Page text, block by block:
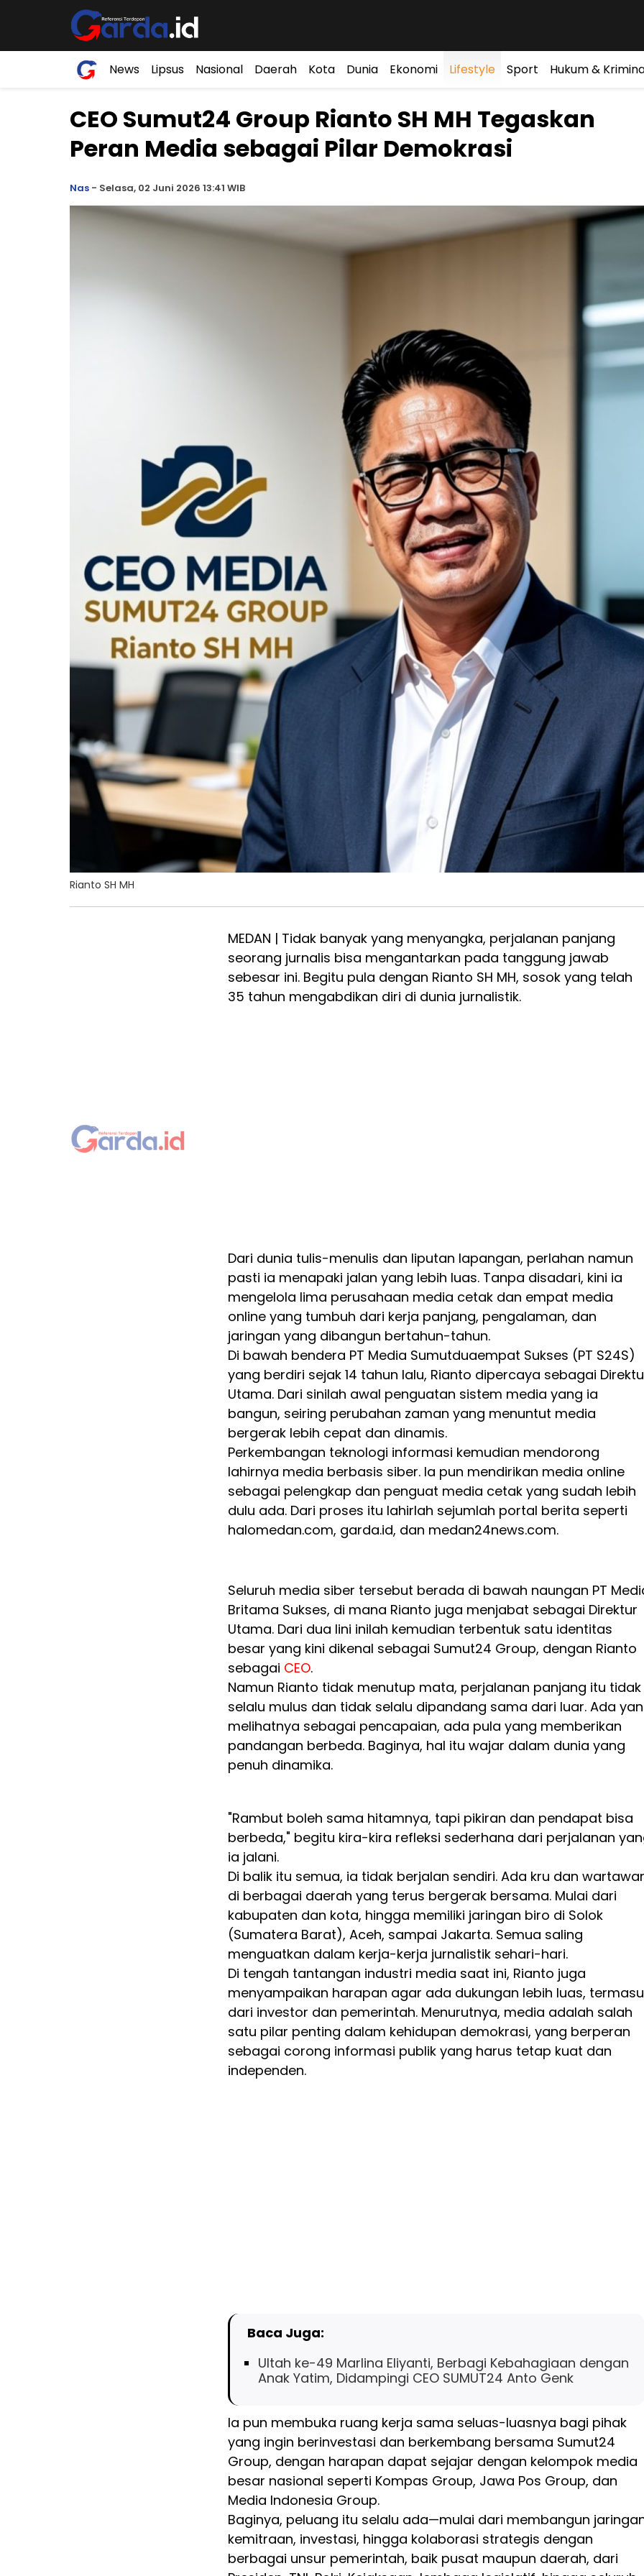
News Lipsus Nasional Daerah Kota Dunia Ekonomi Lifestyle Sport Hukum &
CEO Sumut24 Group Rianto SH MH Tegaskan
Peran Media sebagai Pilar Demokrasi
Nas - Selasa, 02 Juni 2026 13:41 WIB
Rianto SH MH
MEDAN | Tidak banyak yang menyangka, perjalanan panjang
seorang jurnalis bisa mengantarkan pada tanggung jawab
sebesar ini. Begitu pula dengan Rianto SH MH, sosok yang telah
35 tahun mengabdikan diri di dunia jurnalistik.
Dari dunia tulis-menulis dan liputan lapangan, perlahan namun
pasti ia menapaki jalan yang lebih luas. Tanpa disadari, kini ia
mengelola lima perusahaan media cetak dan empat media
online yang tumbuh dari kerja panjang, pengalaman, dan
jaringan yang dibangun bertahun-tahun.
Di bawah bendera PT Media Sumutduaempat Sukses (PT S24S)
yang berdiri sejak 14 tahun lalu, Rianto dipercaya sebagai
Utama. Dari sinilah awal penguatan sistem media yang ia
bangun, seiring perubahan zaman yang menuntut media
bergerak lebih cepat dan dinamis.
Perkembangan teknologi informasi kemudian mendorong
lahirnya media berbasis siber. Ia pun mendirikan media online
sebagai pelengkap dan penguat media cetak yang sudah lebih
dulu ada. Dari proses itu lahirlah sejumlah portal berita seperti
halomedan.com, garda.id, dan medan24news.com.
Seluruh media siber tersebut berada di bawah naungan PT
Britama Sukses, di mana Rianto juga menjabat sebagai Direktur
Utama. Dari dua lini inilah kemudian terbentuk satu identitas
besar yang kini dikenal sebagai Sumut24 Group, dengan Rianto
sebagai CEO.
Namun Rianto tidak menutup mata, perjalanan panjang itu tidak
selalu mulus dan tidak selalu dipandang sama dari luar. Ada
melihatnya sebagai pencapaian, ada pula yang memberikan
pandangan berbeda. Baginya, hal itu wajar dalam dunia yang
penuh dinamika.
"Rambut boleh sama hitamnya, tapi pikiran dan pendapat bisa
berbeda," begitu kira-kira refleksi sederhana dari perjalanan
ia jalani.
Di balik itu semua, ia tidak berjalan sendiri. Ada kru dan
di berbagai daerah yang terus bergerak bersama. Mulai dari
kabupaten dan kota, hingga memiliki jaringan biro di Solok
(Sumatera Barat), Aceh, sampai Jakarta. Semua saling
menguatkan dalam kerja-kerja jurnalistik sehari-hari.
Di tengah tantangan industri media saat ini, Rianto juga
menyampaikan harapan agar ada dukungan lebih luas,
dari investor dan pemerintah. Menurutnya, media adalah salah
satu pilar penting dalam kehidupan demokrasi, yang berperan
sebagai corong informasi publik yang harus tetap kuat dan
independen.
Baca Juga:
Ultah ke-49 Marlina Eliyanti, Berbagi Kebahagiaan dengan
Anak Yatim, Didampingi CEO SUMUT24 Anto Genk
Ia pun membuka ruang kerja sama seluas-luasnya bagi pihak
yang ingin berinvestasi dan berkembang bersama Sumut24
Group, dengan harapan dapat sejajar dengan kelompok media
besar nasional seperti Kompas Group, Jawa Pos Group, dan
Media Indonesia Group.
Baginya, peluang itu selalu ada—mulai dari membangun
kemitraan, investasi, hingga kolaborasi strategis dengan
berbagai unsur pemerintah, baik pusat maupun daerah, dari